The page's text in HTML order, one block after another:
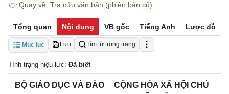
👉 Quay về: Tra cứu văn bản (phiên bản cũ)
Tổng quan Nội dung VB gốc Tiếng Anh Lược đồ
Mục lục Lưu Tìm từ trong trang
Tình trạng hiệu lực: Đã biết
BỘ GIÁO DỤC VÀ ĐÀO
CỘNG HÒA XÃ HỘI CHỦ